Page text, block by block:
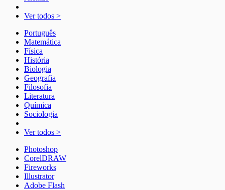
Ver todos >
Português
Matemática
Física
História
Biologia
Geografia
Filosofia
Literatura
Química
Sociologia
Ver todos >
Photoshop
CorelDRAW
Fireworks
Illustrator
Adobe Flash